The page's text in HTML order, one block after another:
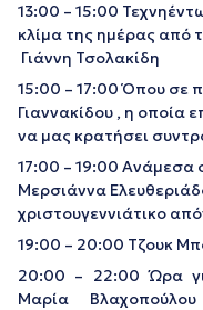
13:00 – 15:00
κλίμα της ημέρας από
Γιάννη Τσολακίδη
15:00 – 17:00 Όπου σε
Γιαννακίδου , η οποία
να μας κρατήσει
17:00 – 19:00 Ανάμεσα
Μερσιάννα
χριστουγεννιάτικο
19:00 – 20:00 Τζουκ
20:00 – 22:00 Ώρα
Μαρία